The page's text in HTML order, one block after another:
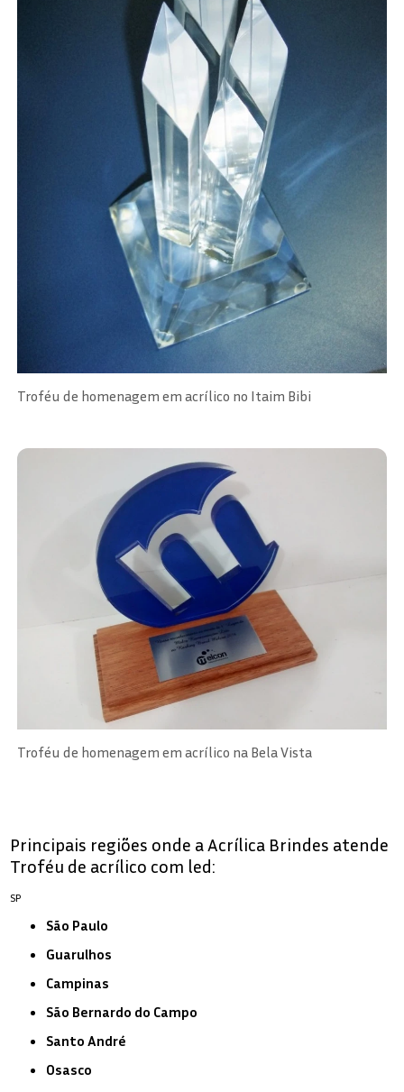
Troféu de homenagem em acrílico no Itaim Bibi
Troféu de homenagem em acrílico na Bela Vista
Principais regiões onde a Acrílica Brindes atende
Troféu de acrílico com led:
SP
São Paulo
Guarulhos
Campinas
São Bernardo do Campo
Santo André
Osasco